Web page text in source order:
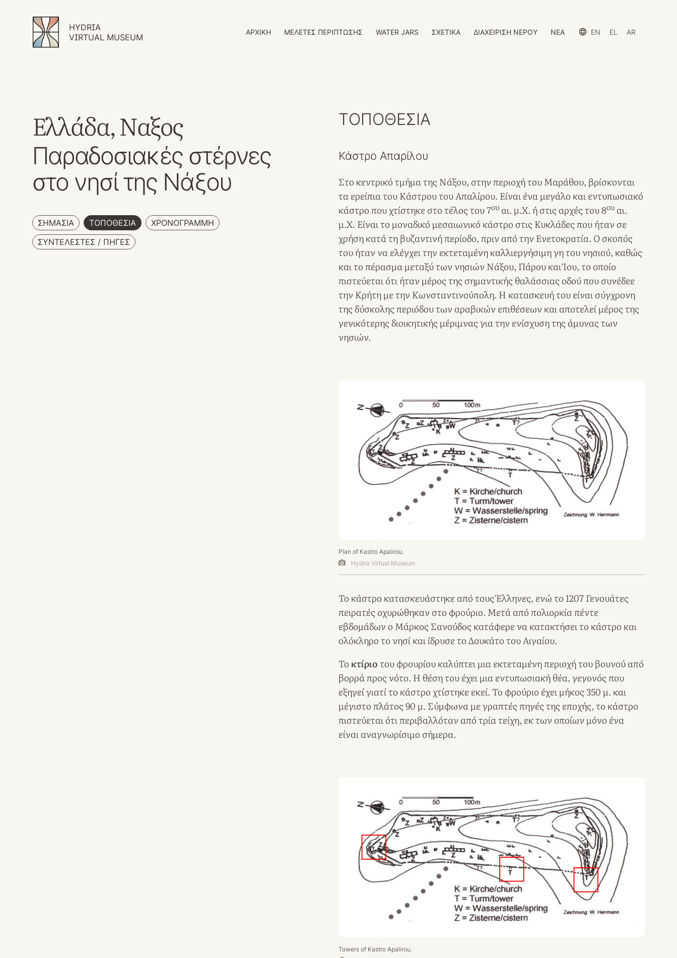
HYDRIA
VIRTUAL MUSEUM
ΑΡΧΙΚΗ ΜΕΛΕΤΕΣ ΠΕΡΙΠΤΩΣΗΣ WATER JARS ΣΧΕΤΙΚΑ ΔΙΑΧΕΙΡΙΣΗ ΝΕΡΟΥ ΝΕΑ EN EL AR
Ελλάδα, Ναξος
Παραδοσιακές στέρνες
στο νησί της Νάξου
ΣΗΜΑΣΙΑ TΟΠΟΘΕΣΙΑ
ΧΡΟΝΟΓΡΑΜΜΗ
ΣΥΝΤΕΛΕΣΤΕΣ / ΠΗΓΕΣ
TΟΠΟΘΕΣΙΑ
Κάστρο Απαρίλου
Στο κεντρικό τμήμα της Νάξου, στην περιοχή του Μαράθου, βρίσκονται
τα ερείπια του Κάστρου του Απαλίρου. Είναι ένα μεγάλο και εντυπωσιακό
κάστρο που χτίστηκε στο τέλος του 7ουαι. μ.Χ. ή στις αρχές του 8ουαι.
μ.Χ. Είναι το μοναδικό μεσαιωνικό κάστρο στις Κυκλάδες που ήταν σε
χρήση κατά τη βυζαντινή περίοδο, πριν από την Ενετοκρατία. Ο σκοπός
του ήταν να ελέγχει την εκτεταμένη καλλιεργήσιμη γη του νησιού, καθώς
και το πέρασμα μεταξύ των νησιών Νάξου, Πάρου και Ίου, το οποίο
πιστεύεται ότι ήταν μέρος της σημαντικής θαλάσσιας οδού που συνέδεε
την Κρήτη με την Κωνσταντινούπολη. Η κατασκευή του είναι σύγχρονη
της δύσκολης περιόδου των αραβικών επιθέσεων και αποτελεί μέρος της
γενικότερης διοικητικής μέριμνας για την ενίσχυση της άμυνας των
νησιών.
Plan of Kastro Apalirou.
Hydria Virtual Museum
Το κάστρο κατασκευάστηκε από τους Έλληνες, ενώ το 1207 Γενουάτες
πειρατές οχυρώθηκαν στο φρούριο. Μετά από πολιορκία πέντε
εβδομάδων ο Μάρκος Σανούδος κατάφερε να κατακτήσει το κάστρο και
ολόκληρο το νησί και ίδρυσε το Δουκάτο του Αιγαίου.
Το κτίριοτου φρουρίου καλύπτει μια εκτεταμένη περιοχή του βουνού από
βορρά προς νότο. Η θέση του έχει μια εντυπωσιακή θέα, γεγονός που
εξηγεί γιατί το κάστρο χτίστηκε εκεί. Το φρούριο έχει μήκος 350 μ. και
μέγιστο πλάτος 90 μ. Σύμφωνα με γραπτές πηγές της εποχής, το κάστρο
πιστεύεται ότι περιβαλλόταν από τρία τείχη, εκ των οποίων μόνο ένα
είναι αναγνωρίσιμο σήμερα.
Towers of Kastro Apalirou.